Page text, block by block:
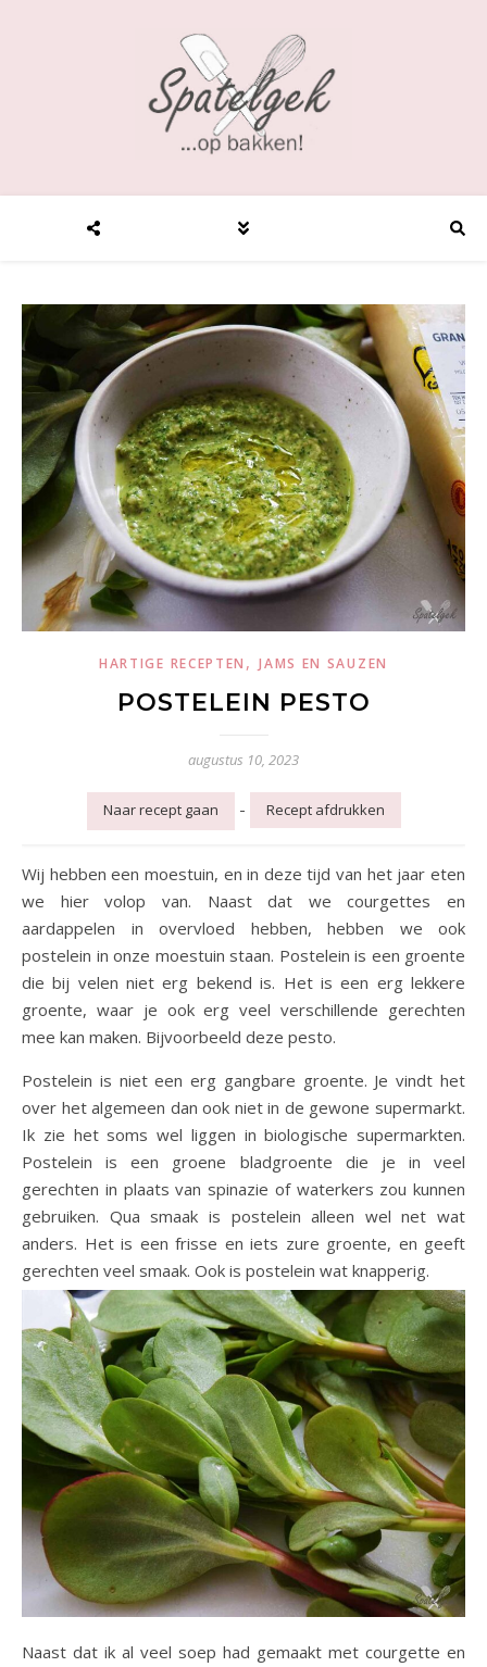
HARTIGE RECEPTEN ,JAMS EN SAUZEN
POSTELEIN PESTO
augustus 10, 2023
Naar recept gaan - Recept afdrukken
Wij hebben een moestuin, en in deze tijd van het jaar eten
we hier volop van. Naast dat we courgettes en
aardappelen in overvloed hebben, hebben we ook
postelein in onze moestuin staan. Postelein is een groente
die bij velen niet erg bekend is. Het is een erg lekkere
groente, waar je ook erg veel verschillende gerechten
mee kan maken. Bijvoorbeeld deze pesto.
Postelein is niet een erg gangbare groente. Je vindt het
over het algemeen dan ook niet in de gewone supermarkt.
Ik zie het soms wel liggen in biologische supermarkten.
Postelein is een groene bladgroente die je in veel
gerechten in plaats van spinazie of waterkers zou kunnen
gebruiken. Qua smaak is postelein alleen wel net wat
anders. Het is een frisse en iets zure groente, en geeft
gerechten veel smaak. Ook is postelein wat knapperig.
Naast dat ik al veel soep had gemaakt met courgette en